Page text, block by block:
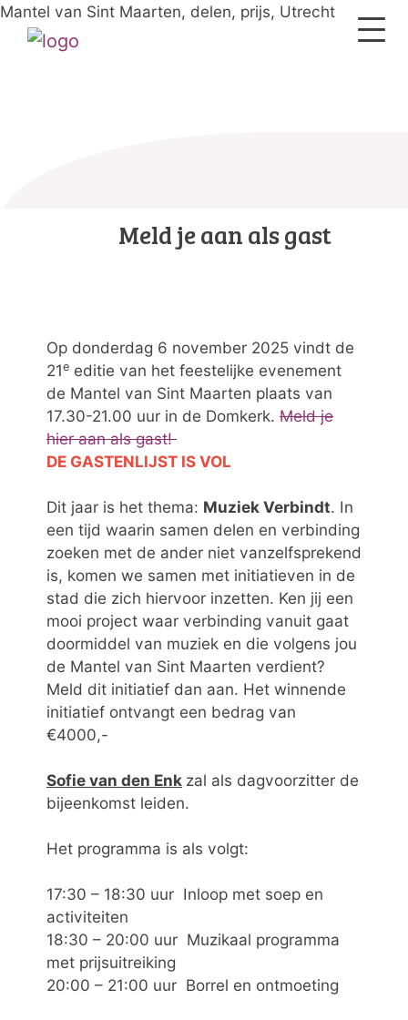
Mantel van Sint Maarten, delen, prijs, Utrecht
Meld je aan als gast
Op donderdag 6 november 2025 vindt de
21e editie van het feestelijke evenement
de Mantel van Sint Maarten plaats van
17.30-21.00 uur in de Domkerk. Meld je
hier aan als gast!
DE GASTENLIJST IS VOL
Dit jaar is het thema: Muziek Verbindt. In
een tijd waarin samen delen en verbinding
zoeken met de ander niet vanzelfsprekend
is, komen we samen met initiatieven in de
stad die zich hiervoor inzetten. Ken jij een
mooi project waar verbinding vanuit gaat
doormiddel van muziek en die volgens jou
de Mantel van Sint Maarten verdient?
Meld dit initiatief dan aan. Het winnende
initiatief ontvangt een bedrag van
€4000,-
Sofie van den Enk zal als dagvoorzitter de
bijeenkomst leiden.
Het programma is als volgt:
17:30 – 18:30 uur Inloop met soep en
activiteiten
18:30 – 20:00 uur Muzikaal programma
met prijsuitreiking
20:00 – 21:00 uur Borrel en ontmoeting